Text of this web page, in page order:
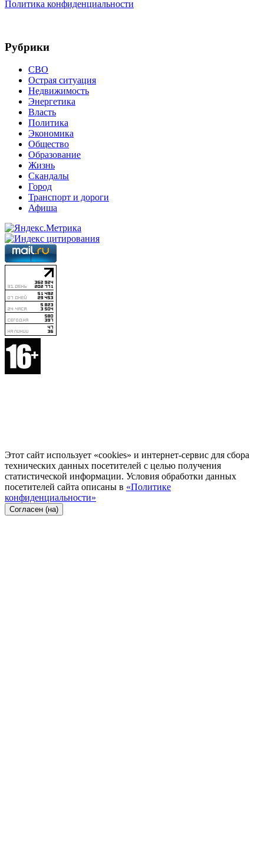
Политика конфиденциальности
Рубрики
СВО
Острая ситуация
Недвижимость
Энергетика
Власть
Политика
Экономика
Общество
Образование
Жизнь
Скандалы
Город
Транспорт и дороги
Афиша
Этот сайт использует «cookies» и интернет-сервис для сбора
технических данных посетителей с целью получения
статистической информации. Условия обработки данных
посетителей сайта описаны в «Политике
конфиденциальности»
Согласен (на)